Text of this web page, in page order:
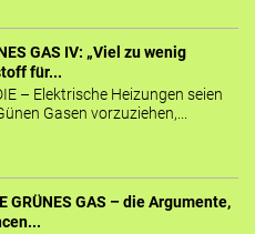
GAS IV: „Viel zu wenig
für...
– Elektrische Heizungen seien
Gasen vorzuziehen,...
GRÜNES GAS – die Argumente,